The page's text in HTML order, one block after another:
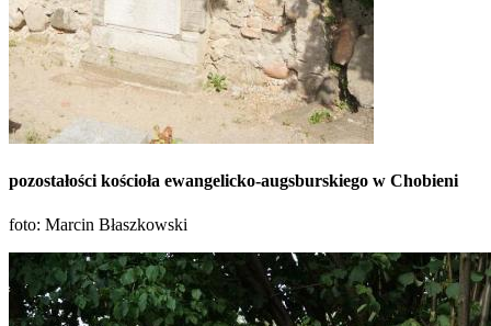
pozostałości kościoła ewangelicko-augsburskiego w Chobieni
foto: Marcin Błaszkowski